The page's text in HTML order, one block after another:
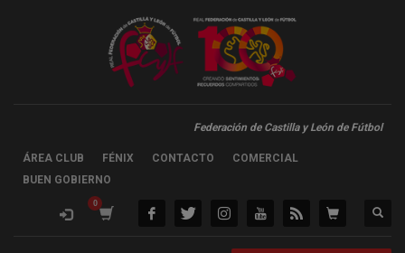
Federación de Castilla y León de Fútbol
ÁREA CLUB FÉNIX CONTACTO
COMERCIAL
BUEN GOBIERNO